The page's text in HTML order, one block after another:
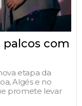
palcos com
etapa da
Algés e no
promete levar